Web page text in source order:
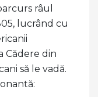
râul
lucrând cu
Cădere din
să le vadă.